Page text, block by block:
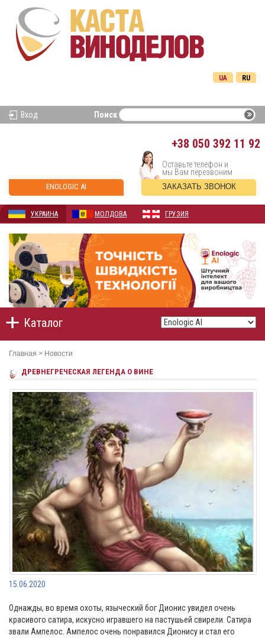
RU
UA
Вход Поиск
+38 050 392 11 92
ENOLOGIC AI
Оставьте телефон и
мы Вам перезвоним
ЗАКАЗАТЬ ЗВОНОК
УКРАИНА МОЛДОВА ГРУЗИЯ
Каталог
Главная > Новости
ДРЕВНЕГРЕЧЕСКАЯ ЛЕГЕНДА О ВИНЕ
15.06.2020
Однажды, во время охоты, языческий бог Дионис увидел очень
красивого сатира, искусно игравшего на пастушьей свирели. Сатира
звали Ампелос. Ампелос очень понравился Дионису и стал его